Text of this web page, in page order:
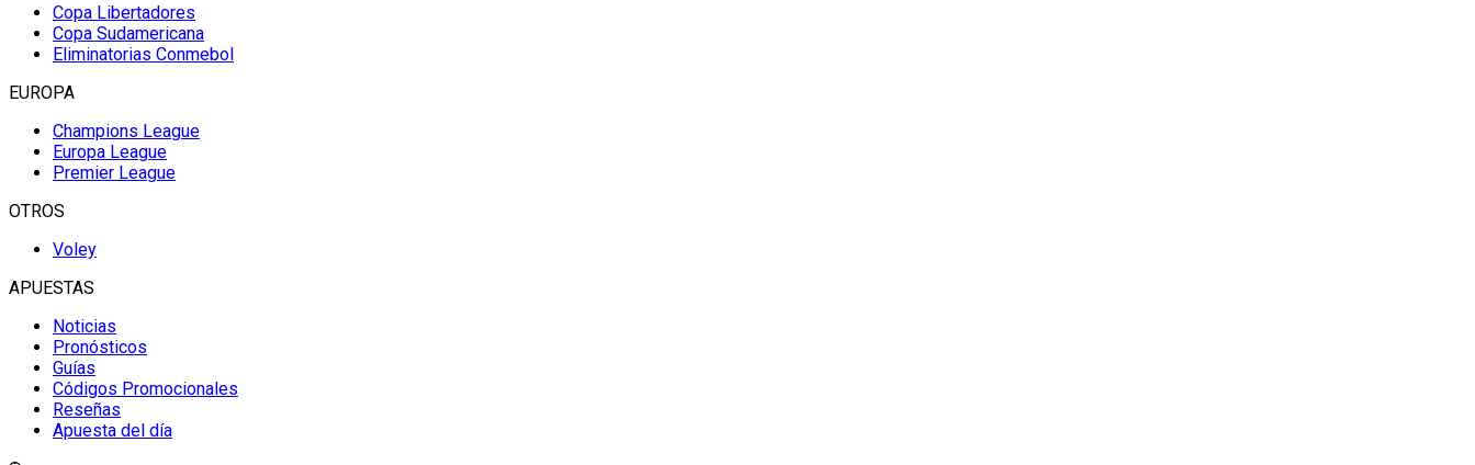
Copa Libertadores
Copa Sudamericana
Eliminatorias Conmebol
EUROPA
Champions League
Europa League
Premier League
OTROS
Voley
APUESTAS
Noticias
Pronósticos
Guías
Códigos Promocionales
Reseñas
Apuesta del día